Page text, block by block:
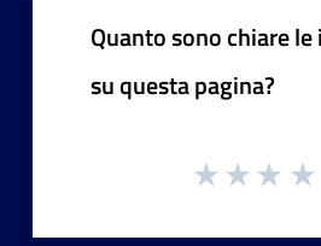
Quanto sono chiare
su questa pagina?